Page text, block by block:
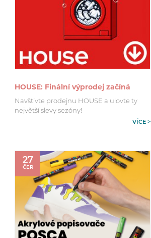
HOUSE: Finální výprodej začíná
Navštivte prodejnu HOUSE a ulovte ty
největší slevy sezóny!
VÍCE >
27
ČER